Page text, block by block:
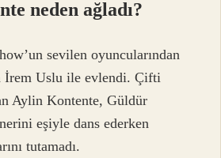
neden ağladı?
sevilen oyuncularından
Uslu ile evlendi. Çifti
Aylin Kontente, Güldür
eşiyle dans ederken
tutamadı.